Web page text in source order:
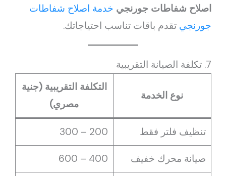
اصلاح شفاطات جورنجي خدمة اصلاح شفاطات
جورنجي تقدم باقات تناسب احتياجاتك.
7. تكلفة الصيانة التقريبية
نوع الخدمة
التكلفة التقريبية (جنية
مصري)
تنظيف فلتر فقط 200 – 300
صيانة محرك خفيف 400 – 600